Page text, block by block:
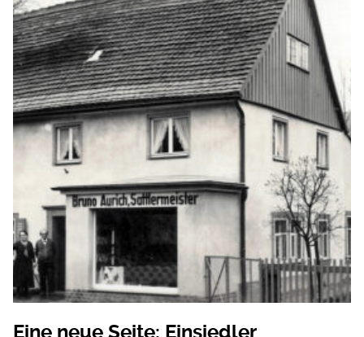
Eine neue Seite: Einsiedler